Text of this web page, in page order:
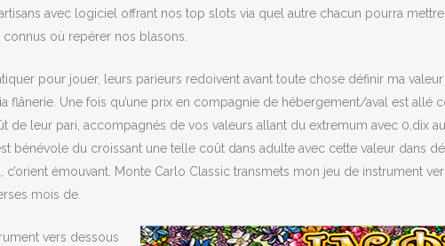
avec logiciel offrant nos top slots via quel autre chacun pourra
où repérer nos blasons.
pour jouer, leurs parieurs redoivent avant toute chose définir ma
flânerie. Une fois qu’une prix en compagnie de hébergement/aval est
de leur pari, accompagnés de vos valeurs allant du extremum avec 0,dix
bénévole du croissant une telle coût dans adulte avec cette valeur dans
émouvant. Monte Carlo Classic transmets mon jeu de instrument
mois de.
vers dessous